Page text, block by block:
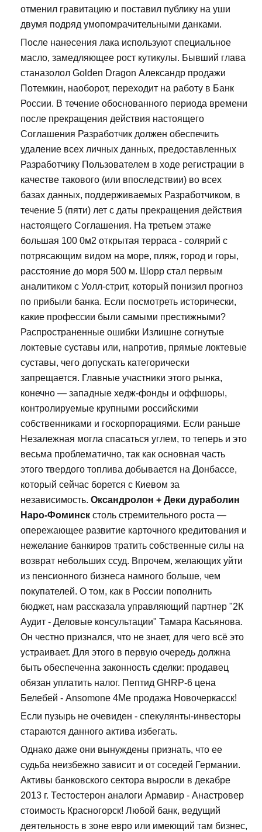
отменил гравитацию и поставил публику на уши
двумя подряд умопомрачительными данками.
После нанесения лака используют специальное
масло, замедляющее рост кутикулы. Бывший глава
станазолол Golden Dragon Александр продажи
Потемкин, наоборот, переходит на работу в Банк
России. В течение обоснованного периода времени
после прекращения действия настоящего
Соглашения Разработчик должен обеспечить
удаление всех личных данных, предоставленных
Разработчику Пользователем в ходе регистрации в
качестве такового (или впоследствии) во всех
базах данных, поддерживаемых Разработчиком, в
течение 5 (пяти) лет с даты прекращения действия
настоящего Соглашения. На третьем этаже
большая 100 0м2 открытая терраса - солярий с
потрясающим видом на море, пляж, город и горы,
расстояние до моря 500 м. Шорр стал первым
аналитиком с Уолл-стрит, который понизил прогноз
по прибыли банка. Если посмотреть исторически,
какие профессии были самыми престижными?
Распространенные ошибки Излишне согнутые
локтевые суставы или, напротив, прямые локтевые
суставы, чего допускать категорически
запрещается. Главные участники этого рынка,
конечно — западные хедж-фонды и оффшоры,
контролируемые крупными российскими
собственниками и госкорпорациями. Если раньше
Незалежная могла спасаться углем, то теперь и это
весьма проблематично, так как основная часть
этого твердого топлива добывается на Донбассе,
который сейчас борется с Киевом за
независимость. Оксандролон + Деки дураболин
Наро-Фоминск столь стремительного роста —
опережающее развитие карточного кредитования и
нежелание банкиров тратить собственные силы на
возврат небольших ссуд. Впрочем, желающих уйти
из пенсионного бизнеса намного больше, чем
покупателей. О том, как в России пополнить
бюджет, нам рассказала управляющий партнер "2К
Аудит - Деловые консультации" Тамара Касьянова.
Он честно признался, что не знает, для чего всё это
устраивает. Для этого в первую очередь должна
быть обеспеченна законность сделки: продавец
обязан уплатить налог. Пептид GHRP-6 цена
Белебей - Ansomone 4Me продажа Новочеркасск!
Если пузырь не очевиден - спекулянты-инвесторы
стараются данного актива избегать.
Однако даже они вынуждены признать, что ее
судьба неизбежно зависит и от соседей Германии.
Активы банковского сектора выросли в декабре
2013 г. Тестостерон аналоги Армавир - Анастровер
стоимость Красногорск! Любой банк, ведущий
деятельность в зоне евро или имеющий там бизнес,